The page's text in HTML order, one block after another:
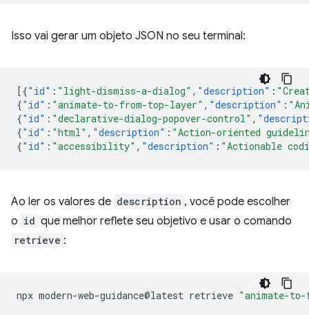
Isso vai gerar um objeto JSON no seu terminal:
[{"id" : "light-dismiss-a-dialog" , "description" :
{"id" : "animate-to-from-top-layer" , "description" :
{"id" : "declarative-dialog-popover-control" ,
{"id" : "html" , "description" : "Action-oriented
{"id" : "accessibility" , "description" : "Actionable
Ao ler os valores de description , você pode escolher
o id que melhor reflete seu objetivo e usar o comando
retrieve :
npx modern-web-guidance@latest retrieve "animate-